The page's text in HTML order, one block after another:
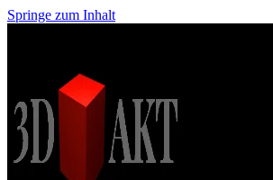
Springe zum Inhalt